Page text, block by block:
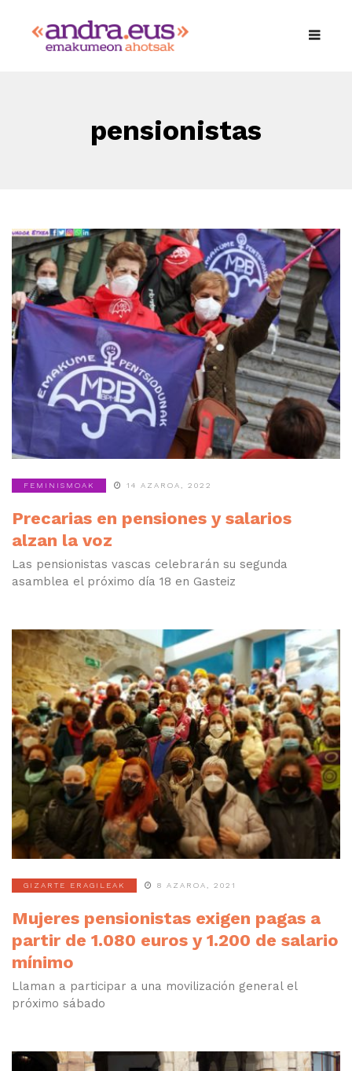
pensionistas
FEMINISMOAK 14 AZAROA, 2022
Precarias en pensiones y salarios
alzan la voz
Las pensionistas vascas celebrarán su segunda
asamblea el próximo día 18 en Gasteiz
GIZARTE ERAGILEAK 8 AZAROA, 2021
Mujeres pensionistas exigen pagas a
partir de 1.080 euros y 1.200 de salario
mínimo
Llaman a participar a una movilización general el
próximo sábado